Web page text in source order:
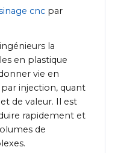
cnc par
la
en plastique
vie en
injection, quant
de valeur. Il est
rapidement et
de